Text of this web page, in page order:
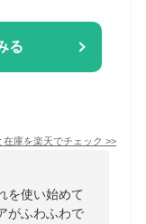
る
在庫を楽天でチェック >>
を使い始めて
がふわふわで